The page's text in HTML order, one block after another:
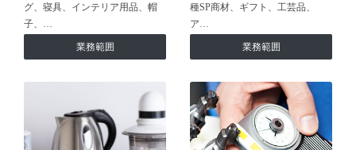
グ、寝具、インテリア用品、帽
子、…
業務範囲
種SP商材、ギフト、工芸品、
ア…
業務範囲